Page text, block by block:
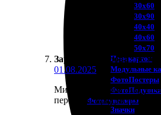
30х60
30х90
40х40
40х60
50х70
Пенокартон
Модульные
ФотоПостеры
ФотоПодушки
Фотоcувениры
Значки
Зарина Комарова : ★ ★
01.08.2025
Минусов не заметила.
переданы прекрасно.